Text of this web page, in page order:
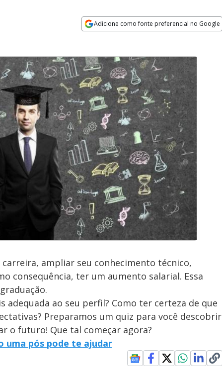
Adicione como fonte preferencial no Google
ampliar seu conhecimento técnico,
consequência, ter um aumento salarial. Essa
adequada ao seu perfil? Como ter certeza de que
Preparamos um quiz para você descobrir
o futuro! Que tal começar agora?
uma pós pode te ajudar